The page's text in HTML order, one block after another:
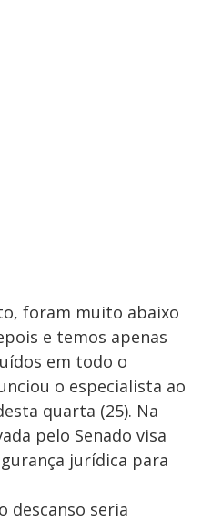
foram muito abaixo
e temos apenas
em todo o
o especialista ao
quarta (25). Na
pelo Senado visa
jurídica para
descanso seria